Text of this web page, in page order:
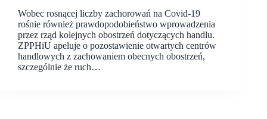
Wobec rosnącej liczby zachorowań na Covid-19
rośnie również prawdopodobieństwo wprowadzenia
przez rząd kolejnych obostrzeń dotyczących handlu.
ZPPHiU apeluje o pozostawienie otwartych centrów
handlowych z zachowaniem obecnych obostrzeń,
szczególnie że ruch…